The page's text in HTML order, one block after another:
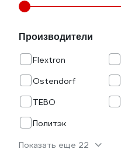
Производители
Flextron
Ostendorf
TEBO
Политэк
Показать еще 22